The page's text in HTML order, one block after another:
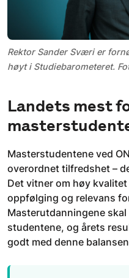
Rektor Sander Sværi er
høyt i Studiebarometeret.
Landets mest
Masterstudentene ved
overordnet tilfredshet –
Det vitner om høy
oppfølging og relevans
Masterutdanningene
studentene, og årets
godt med denne